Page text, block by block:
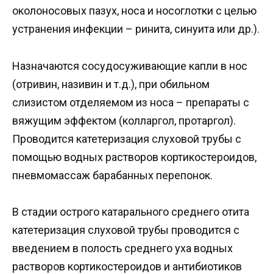
околоносовых пазух, носа и носоглотки с целью
устранения инфекции – ринита, синуита или др.).
Назначаются сосудосуживающие капли в нос
(отривин, називин и т.д.), при обильном
слизистом отделяемом из носа – препараты с
вяжущим эффектом (колларгол, протаргол).
Проводится катетеризация слуховой трубы с
помощью водных растворов кортикостероидов,
пневмомассаж барабанных перепонок.
В стадии острого катарального среднего отита
катетеризация слуховой трубы проводится с
введением в полость среднего уха водных
растворов кортикостероидов и антибиотиков